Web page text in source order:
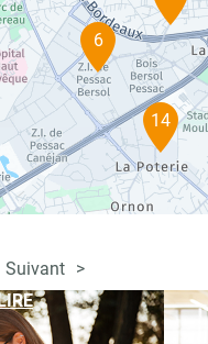
14
6
Suivant